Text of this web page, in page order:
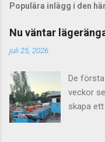
Populära inlägg i den
Nu väntar
juli 25, 2026
De
veckor
skapa
det inte